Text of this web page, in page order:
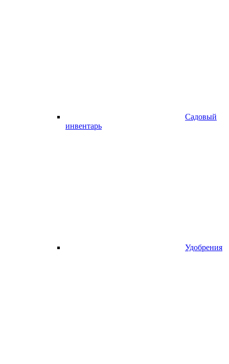
Садовый
инвентарь
Удобрения